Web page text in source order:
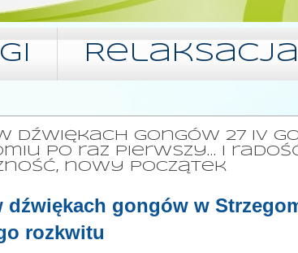
Relaksacja
dźwiękach gongów 27 IV
po raz pierwszy… i
nowy początek
dźwiękach gongów w
rozkwitu